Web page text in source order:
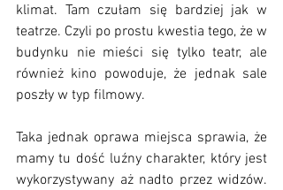
klimat. Tam czułam się bardziej jak w
teatrze. Czyli po prostu kwestia tego, że w
budynku nie mieści się tylko teatr, ale
również kino powoduje, że jednak sale
poszły w typ filmowy.
Taka jednak oprawa miejsca sprawia, że
mamy tu dość luźny charakter, który jest
wykorzystywany aż nadto przez widzów.